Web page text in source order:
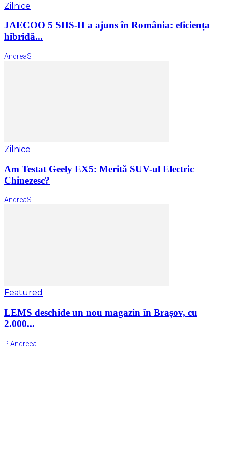
Zilnice
JAECOO 5 SHS-H a ajuns în România: eficiența
hibridă...
AndreaS
Zilnice
Am Testat Geely EX5: Merită SUV-ul Electric
Chinezesc?
AndreaS
Featured
LEMS deschide un nou magazin în Brașov, cu
2.000...
P Andreea